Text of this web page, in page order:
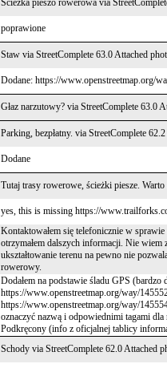
Ścieżka pieszo rowerowa via
poprawione
Staw via StreetComplete 63.0 Attached
Dodane: https://www.openstreetmap.org/
Głaz narzutowy? via StreetComplete 63.0
Parking, bezpłatny. via StreetComplete
Dodane
Tutaj trasy rowerowe, ścieżki piesze.
yes, this is missing https://
Kontaktowałem się telefonicznie w
otrzymałem dalszych informacji. Nie
ukształtowanie terenu na pewno nie
rowerowy.
Dodałem na podstawie śladu GPS (bardzo
https://www.openstreetmap.org/way/
https://www.openstreetmap.org/way/
oznaczyć nazwą i odpowiednimi tagami
Podkręcony (info z oficjalnej tablicy
Schody via StreetComplete 62.0 Attached